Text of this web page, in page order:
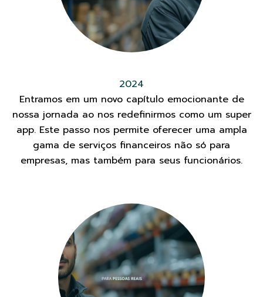
2024
Entramos em um novo capítulo emocionante de
nossa jornada ao nos redefinirmos como um super
app. Este passo nos permite oferecer uma ampla
gama de serviços financeiros não só para
empresas, mas também para seus funcionários.